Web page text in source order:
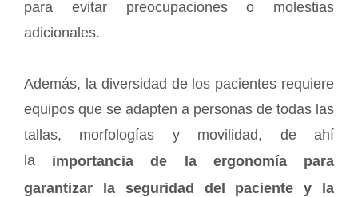
para evitar preocupaciones o molestias
adicionales.
Además, la diversidad de los pacientes requiere
equipos que se adapten a personas de todas las
tallas, morfologías y movilidad, de ahí
la importancia de la ergonomía para
garantizar la seguridad del paciente y la